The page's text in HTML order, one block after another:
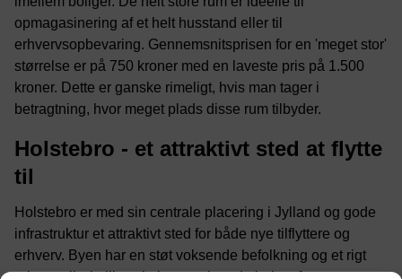
opmagasinering af et helt husstand eller til
erhvervsopbevaring. Gennemsnitsprisen for en 'meget stor'
størrelse er på 750 kroner med en laveste pris på 1.500
kroner. Dette er ganske rimeligt, hvis man tager i
betragtning, hvor meget plads disse rum tilbyder.
Holstebro - et attraktivt sted at flytte
til
Holstebro er med sin centrale placering i Jylland og gode
infrastruktur et attraktivt sted for både nye tilflyttere og
erhverv. Byen har en støt voksende befolkning og et rigt